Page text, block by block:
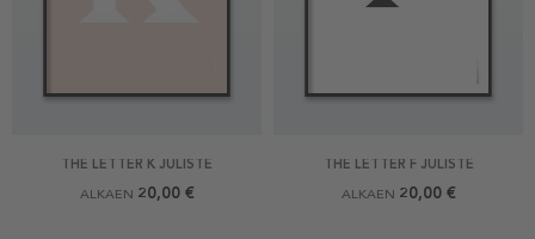
THE LETTER K JULISTE
ALKAEN 20,00 €
THE LETTER F JULISTE
ALKAEN 20,00 €